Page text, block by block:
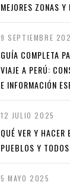
MEJORES ZONAS Y
9 SEPTIEMBRE
GUÍA COMPLETA
VIAJE A PERÚ:
E INFORMACIÓN
12 JULIO 2025
QUÉ VER Y HACER
PUEBLOS Y
5 MAYO 2025